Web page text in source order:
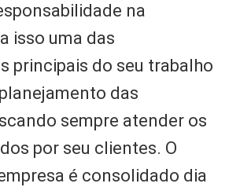
na
isso uma das
principais do seu trabalho
das
sempre atender os
por seu clientes. O
é consolidado dia